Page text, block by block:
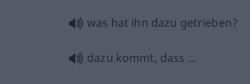
was hat ihn dazu getrieben?
dazu kommt, dass …